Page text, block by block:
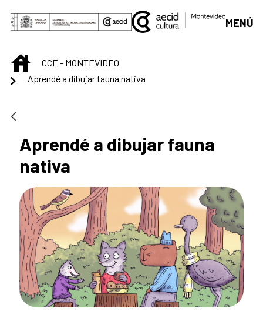
Saltar al contenido principal
MENÚ
INICIOCCE - MONTEVIDEO
Aprendé a dibujar fauna nativa
Aprendé a dibujar fauna
nativa